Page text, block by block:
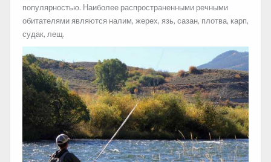
популярностью. Наиболее распространенными речными
обитателями являются налим, жерех, язь, сазан, плотва, карп,
судак, лещ.